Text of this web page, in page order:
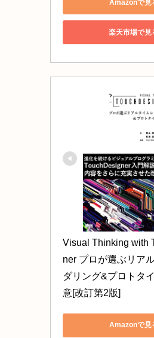
Amazonで見
楽天市場で見
Visual Thinking with
ner プロが選ぶリア
ダリング&プロトタ
意[改訂第2版]
Amazonで見